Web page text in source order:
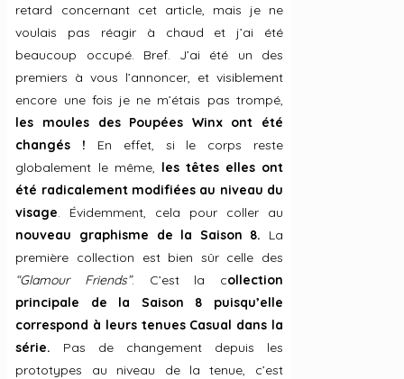
retard concernant cet article, mais je ne
voulais pas réagir à chaud et j’ai été
beaucoup occupé. Bref. J’ai été un des
premiers à vous l’annoncer, et visiblement
encore une fois je ne m’étais pas trompé,
les moules des Poupées Winx ont été
changés ! En effet, si le corps reste
globalement le même, les têtes elles ont
été radicalement modifiées au niveau du
visage. Évidemment, cela pour coller au
nouveau graphisme de la Saison 8. La
première collection est bien sûr celle des
“Glamour Friends”. C’est la collection
principale de la Saison 8 puisqu’elle
correspond à leurs tenues Casual dans la
série. Pas de changement depuis les
prototypes au niveau de la tenue, c’est